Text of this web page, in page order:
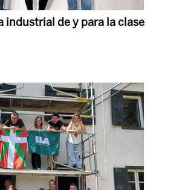
industrial de y para la clase